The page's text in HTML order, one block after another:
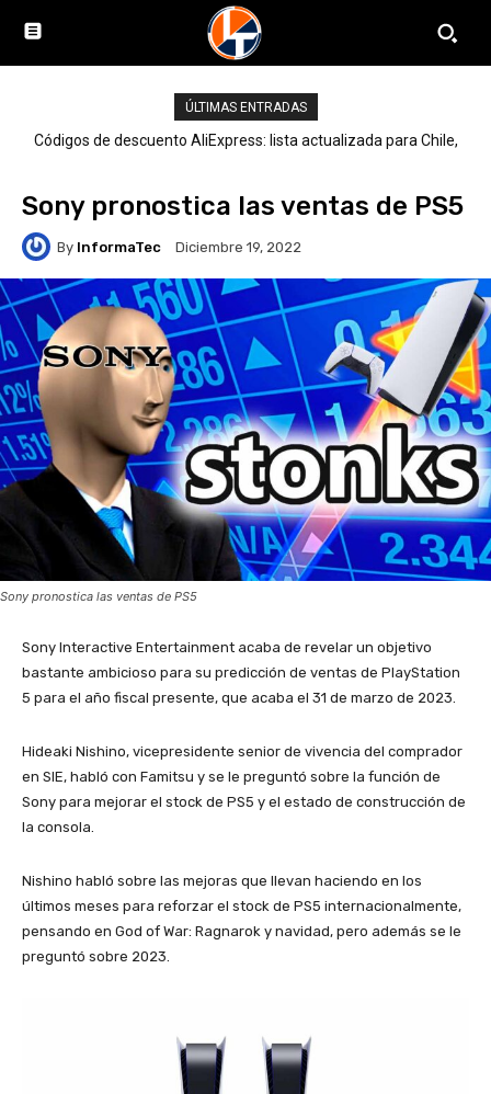
ÚLTIMAS ENTRADAS
Códigos de descuento AliExpress: lista actualizada para Chile,
Sony pronostica las ventas de PS5
By InformaTec Diciembre 19, 2022
Sony pronostica las ventas de PS5
Sony Interactive Entertainment acaba de revelar un objetivo
bastante ambicioso para su predicción de ventas de PlayStation
5 para el año fiscal presente, que acaba el 31 de marzo de 2023.
Hideaki Nishino, vicepresidente senior de vivencia del comprador
en SIE, habló con Famitsu y se le preguntó sobre la función de
Sony para mejorar el stock de PS5 y el estado de construcción de
la consola.
Nishino habló sobre las mejoras que llevan haciendo en los
últimos meses para reforzar el stock de PS5 internacionalmente,
pensando en God of War: Ragnarok y navidad, pero además se le
preguntó sobre 2023.